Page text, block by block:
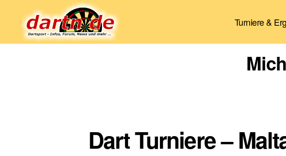
Turniere &
Dart Turniere –